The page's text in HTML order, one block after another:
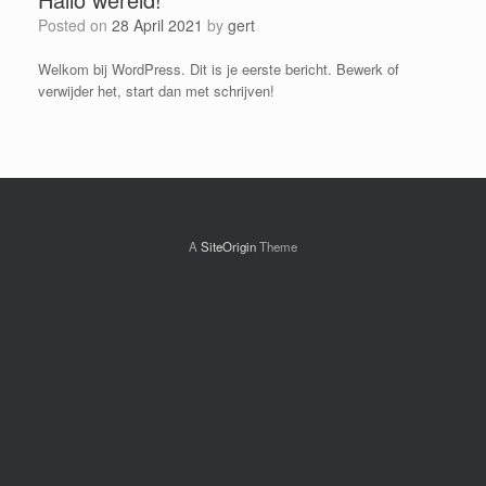
Posted on 28 April 2021 by gert
Welkom bij WordPress. Dit is je eerste bericht. Bewerk of
verwijder het, start dan met schrijven!
ASiteOriginTheme